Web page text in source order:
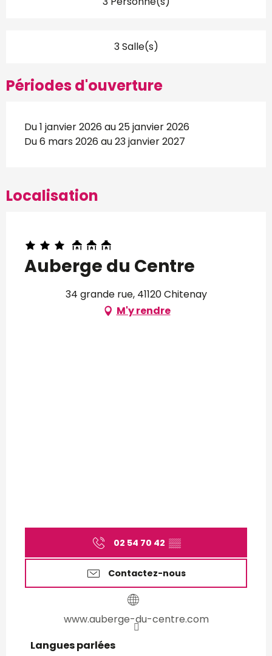
3 Salle(s)
Périodes d'ouverture
Du 1 janvier 2026 au 25 janvier 2026
Du 6 mars 2026 au 23 janvier 2027
Localisation
Auberge du Centre
34 grande rue, 41120 Chitenay
M'y rendre
02 54 70 42 ▒▒
Contactez-nous
www.auberge-du-centre.com
Langues parlées
Langues parlées